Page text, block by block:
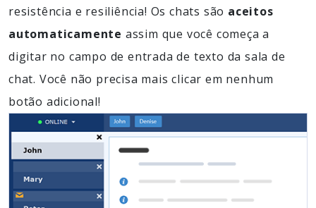
resistência e resiliência! Os chats são aceitos
automaticamente assim que você começa a
digitar no campo de entrada de texto da sala de
chat. Você não precisa mais clicar em nenhum
botão adicional!